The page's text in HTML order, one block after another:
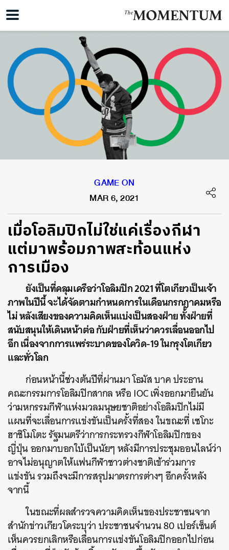
GAME ON
MAR 6, 2021
เมื่อโอลิมปิกไม่ใช่แค่เรื่องกีฬา
แต่มาพร้อมภาพสะท้อนแห่ง
การเมือง
ยังเป็นที่คลุมเครือว่าโอลิมปิก 2021 ที่โตเกียวเป็นเจ้า
ภาพในปีนี้ จะได้จัดตามกำหนดการในเดือนกรกฎาคมหรือ
ไม่ หลังเสียงของความคิดเห็นแบ่งเป็นสองฝ่าย ทั้งฝ่ายที่
สนับสนุนให้เดินหน้าต่อ กับฝ่ายที่เห็นว่าควรเลื่อนออกไป
อีก เนื่องจากการแพร่ระบาดของโควิด-19 ในกรุงโตเกียว
และทั่วโลก
ก่อนหน้านี้ช่วงต้นปีที่ผ่านมา โธมัส บาค ประธาน
คณะกรรมการโอลิมปิกสากล หรือ IOC เพิ่งออกมายืนยัน
ว่ามหกรรมกีฬาแห่งมวลมนุษยชาติอย่างโอลิมปิกไม่มี
แผนที่จะเลื่อนการแข่งขันเป็นครั้งที่สอง ในขณะที่ เซโกะ
ฮาชิโมโตะ รัฐมนตรีว่าการกระทรวงกีฬาโอลิมปิกของ
ญี่ปุ่น ออกมาบอกใบ้เป็นนัยๆ หลังมีการประชุมออนไลน์ว่า
อาจไม่อนุญาตให้แฟนกีฬาชาวต่างชาติเข้าร่วมการ
แข่งขัน รวมถึงจะมีการสรุปมาตรการต่างๆ อีกครั้งหลัง
จากนี้
ในขณะที่ผลสำรวจความคิดเห็นของประชาชนจาก
สำนักข่าวเกียวโดระบุว่า ประชาชนจำนวน 80 เปอร์เซ็นต์
เห็นควรยกเลิกหรือเลื่อนการแข่งขันโอลิมปิกออกไปก่อน